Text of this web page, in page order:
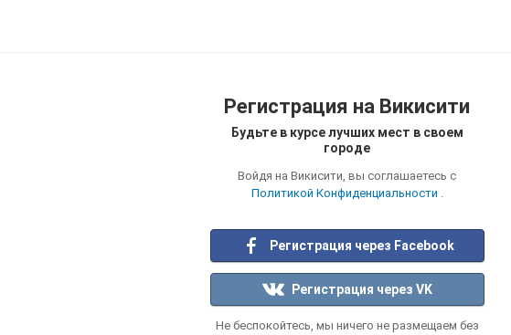
Регистрация на Викисити
Будьте в курсе лучших мест в своем
городе
Войдя на Викисити, вы соглашаетесь с
Политикой Конфиденциальности .
Регистрация через Facebook
Регистрация через VK
Не беспокойтесь, мы ничего не размещаем без